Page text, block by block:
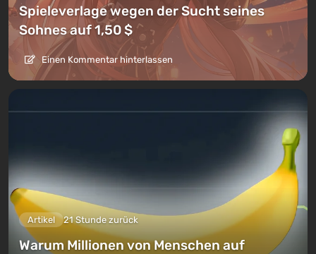
Spieleverlage wegen der Sucht seines
Sohnes auf 1,50 $
Einen Kommentar hinterlassen
Artikel 21 Stunde zurück
Warum Millionen von Menschen auf